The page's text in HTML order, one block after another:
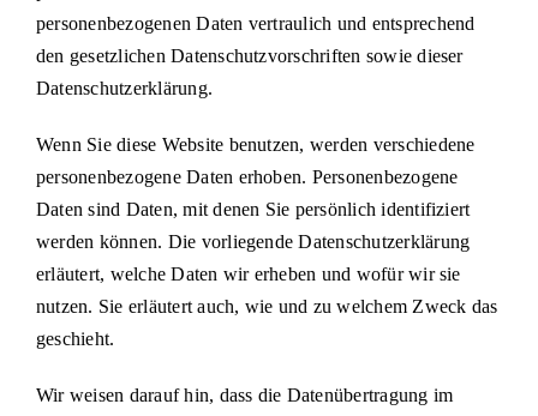
personenbezogenen Daten vertraulich und entsprechend
den gesetzlichen Datenschutzvorschriften sowie dieser
Datenschutzerklärung.
Wenn Sie diese Website benutzen, werden verschiedene
personenbezogene Daten erhoben. Personenbezogene
Daten sind Daten, mit denen Sie persönlich identifiziert
werden können. Die vorliegende Datenschutzerklärung
erläutert, welche Daten wir erheben und wofür wir sie
nutzen. Sie erläutert auch, wie und zu welchem Zweck das
geschieht.
Wir weisen darauf hin, dass die Datenübertragung im